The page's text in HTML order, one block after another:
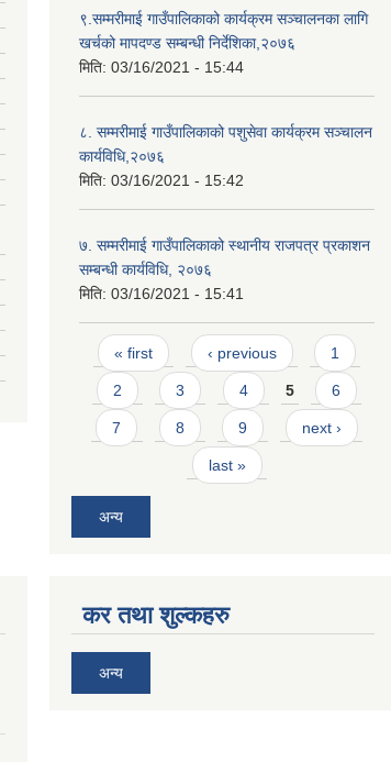
९.सम्मरीमाई गाउँपालिकाको कार्यक्रम सञ्चालनका लागि
खर्चको मापदण्ड सम्बन्धी निर्देशिका,२०७६
मिति: 03/16/2021 - 15:44
८. सम्मरीमाई गाउँपालिकाको पशुसेवा कार्यक्रम सञ्चालन
कार्यविधि,२०७६
मिति: 03/16/2021 - 15:42
७. सम्मरीमाई गाउँपालिकाको स्थानीय राजपत्र प्रकाशन
सम्बन्धी कार्यविधि, २०७६
मिति: 03/16/2021 - 15:41
Pages
« first ‹ previous 1
2 3 4 5 6
7 8 9 next ›
last »
अन्य
कर तथा शुल्कहरु
अन्य